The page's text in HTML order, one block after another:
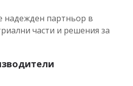
партньор в
части и решения за